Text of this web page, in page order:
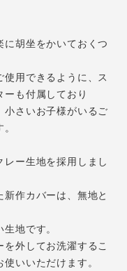
胡坐をかいておくつ
使用できるように、ス
も付属しており
小さいお子様がいるご
ー生地を採用しまし
作カバーは、無地と
地です。
外してお洗濯するこ
いいただけます。